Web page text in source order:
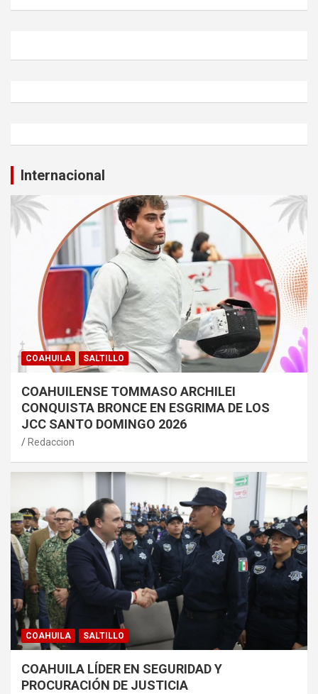
Internacional
COAHUILA SALTILLO
COAHUILENSE TOMMASO ARCHILEI
CONQUISTA BRONCE EN ESGRIMA DE LOS
JCC SANTO DOMINGO 2026
Redaccion
COAHUILA SALTILLO
COAHUILA LÍDER EN SEGURIDAD Y
PROCURACIÓN DE JUSTICIA